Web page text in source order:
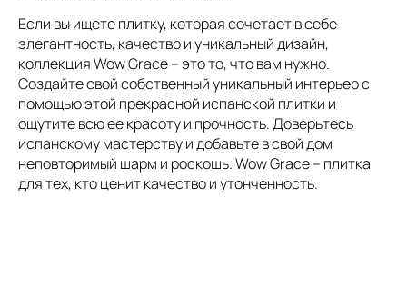
Если вы ищете плитку, которая сочетает в себе
элегантность, качество и уникальный дизайн,
коллекция Wow Grace – это то, что вам нужно.
Создайте свой собственный уникальный интерьер с
помощью этой прекрасной испанской плитки и
ощутите всю ее красоту и прочность. Доверьтесь
испанскому мастерству и добавьте в свой дом
неповторимый шарм и роскошь. Wow Grace – плитка
для тех, кто ценит качество и утонченность.